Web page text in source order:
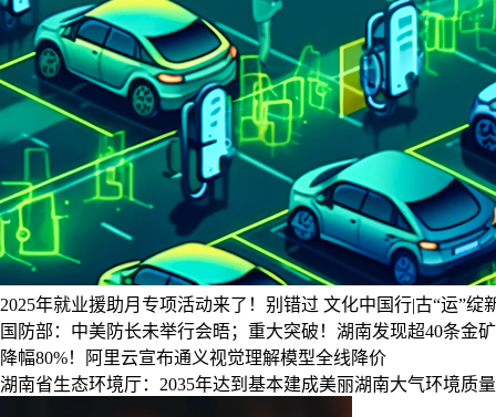
2025年就业援助月专项活动来了！别错过 文化中国行|古“运”绽
国防部：中美防长未举行会晤；重大突破！湖南发现超40条金
降幅80%！阿里云宣布通义视觉理解模型全线降价
湖南省生态环境厅：2035年达到基本建成美丽湖南大气环境质